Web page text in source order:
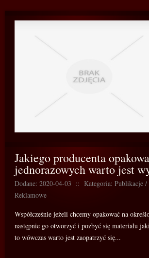
Jakiego producenta
jednorazowych warto jest
Dodane: 2020-04-03 :: Kategoria: Publikacje /
Reklamowe
Współcześnie jeżeli chcemy opakować na
następnie go otworzyć i pozbyć się materiału
to wówczas warto jest zaopatrzyć się...